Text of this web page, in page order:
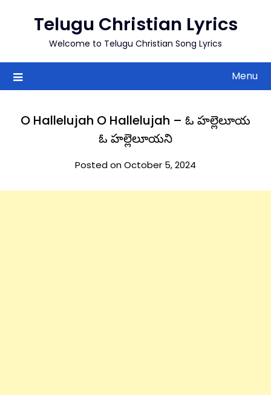
Telugu Christian Lyrics
Welcome to Telugu Christian Song Lyrics
Menu
O Hallelujah O Hallelujah – ఓ హల్లెలూయ
ఓ హల్లెలూయని
Posted on October 5, 2024